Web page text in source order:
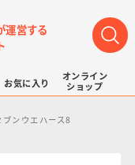
運営する
お気に入り
オンライン
ショップ
ンウエハース8